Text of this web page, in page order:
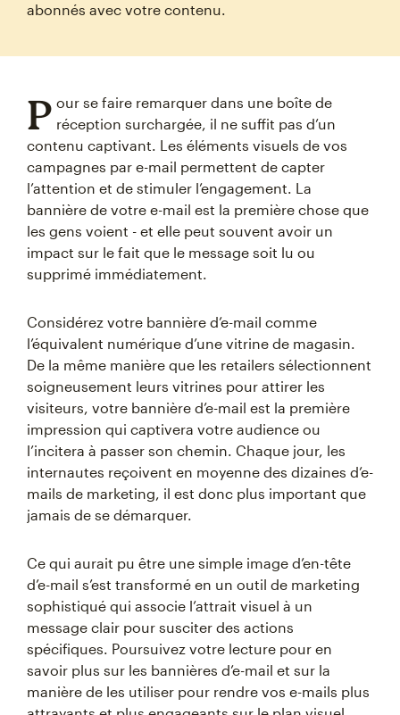
abonnés avec votre contenu.
P our se faire remarquer dans une boîte de
réception surchargée, il ne suffit pas d’un
contenu captivant. Les éléments visuels de vos
campagnes par e-mail permettent de capter
l’attention et de stimuler l’engagement. La
bannière de votre e-mail est la première chose que
les gens voient - et elle peut souvent avoir un
impact sur le fait que le message soit lu ou
supprimé immédiatement.
Considérez votre bannière d’e-mail comme
l’équivalent numérique d’une vitrine de magasin.
De la même manière que les retailers sélectionnent
soigneusement leurs vitrines pour attirer les
visiteurs, votre bannière d’e-mail est la première
impression qui captivera votre audience ou
l’incitera à passer son chemin. Chaque jour, les
internautes reçoivent en moyenne des dizaines d’e-
mails de marketing, il est donc plus important que
jamais de se démarquer.
Ce qui aurait pu être une simple image d’en-tête
d’e-mail s’est transformé en un outil de marketing
sophistiqué qui associe l’attrait visuel à un
message clair pour susciter des actions
spécifiques. Poursuivez votre lecture pour en
savoir plus sur les bannières d’e-mail et sur la
manière de les utiliser pour rendre vos e-mails plus